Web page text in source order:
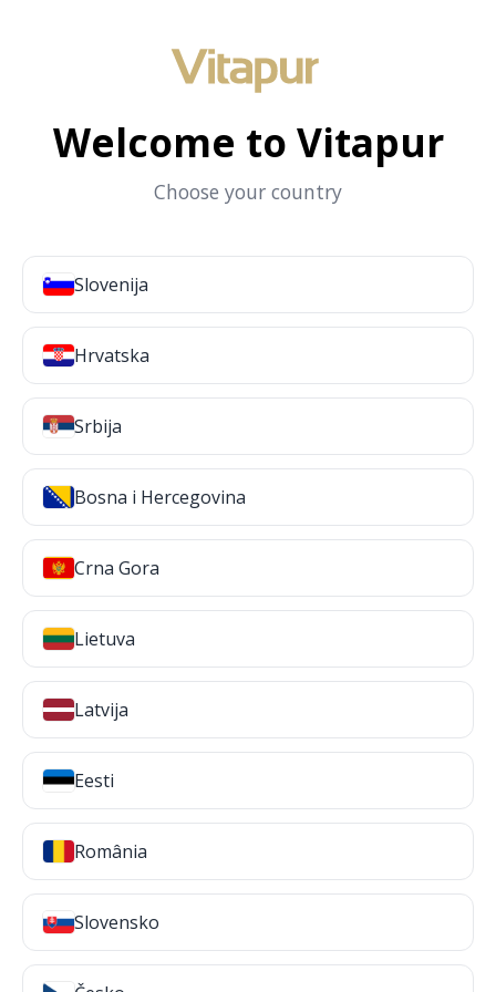
Welcome to Vitapur
Choose your country
Slovenija
Hrvatska
Srbija
Bosna i Hercegovina
Crna Gora
Lietuva
Latvija
Eesti
România
Slovensko